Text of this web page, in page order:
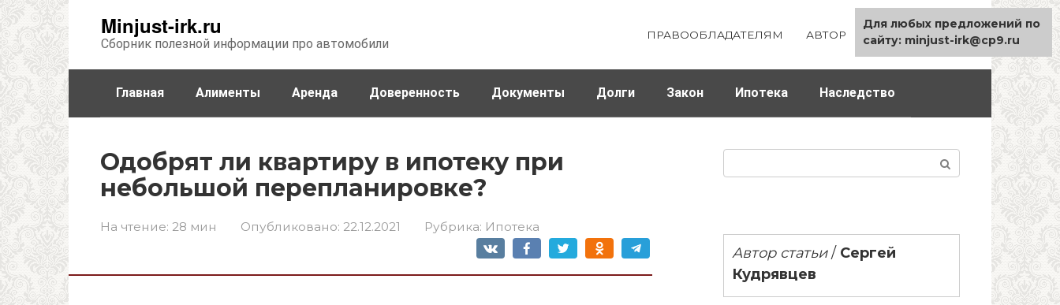
Minjust-irk.ru
Сборник полезной информации про автомобили
ПРАВООБЛАДАТЕЛЯМ АВТОР КАРТА САЙТА
Главная Алименты Аренда Доверенность Документы Долги Закон Ипотека Наследство
Одобрят ли квартиру в ипотеку при
небольшой перепланировке?
На чтение: 28 мин Опубликовано: 22.12.2021 Рубрика: Ипотека
Автор статьи/ Сергей
Кудрявцев
Для любых предложений по
сайту: minjust-irk@cp9.ru